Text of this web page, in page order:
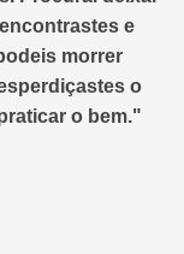
e
morrer
o
o bem."